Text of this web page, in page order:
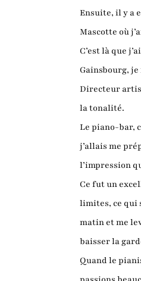
Ensuite, il y a
Mascotte où
C’est là que
Gainsbourg,
Directeur
la tonalité.
Le piano-bar,
j’allais me
l’impression
Ce fut un
limites, ce qui
matin et me
baisser la
Quand le